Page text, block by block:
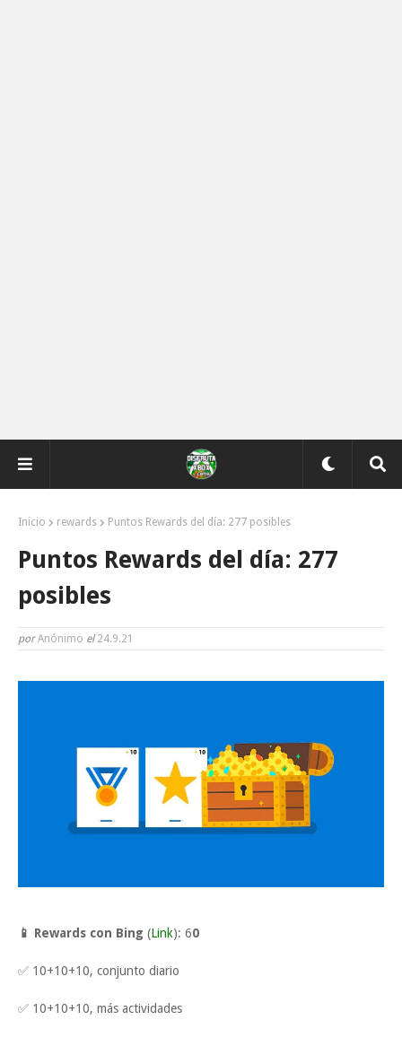
Inicio rewards Puntos Rewards del día: 277 posibles
Puntos Rewards del día: 277
posibles
por Anónimo el24.9.21
📱 Rewards con Bing (Link): 60
✅ 10+10+10, conjunto diario
✅ 10+10+10, más actividades